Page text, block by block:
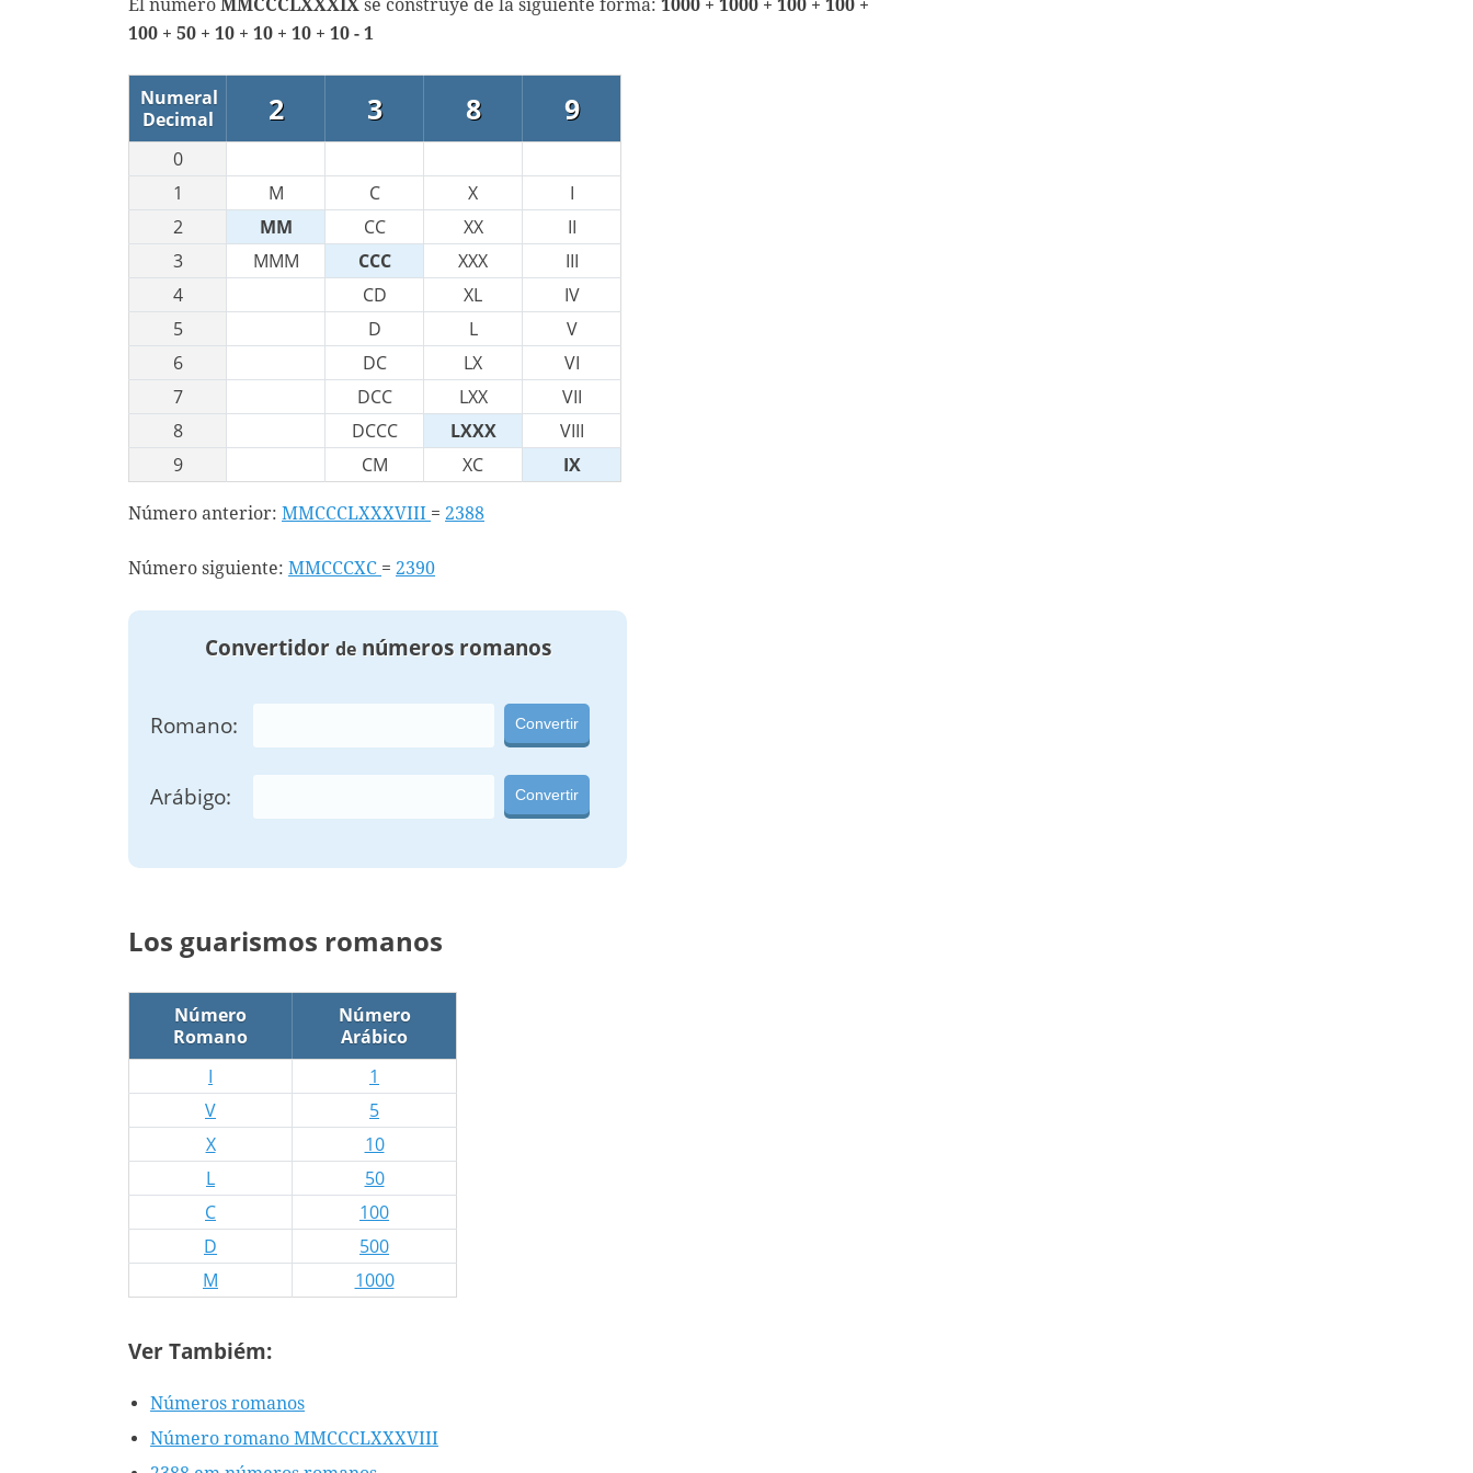
El número MMCCCLXXXIX se construye de la siguiente forma: 1000 + 1000 + 100 + 100 +
100 + 50 + 10 + 10 + 10 + 10 - 1
Numeral
Decimal
2 3 8 9
0
1
M C X
I
2
MM CC XX
II
3
MMM CCC XXX
III
4
CD XL
IV
5
D L
V
6
DC LX
VI
7
DCC LXX
VII
8
DCCC LXXX
VIII
9
CM XC IX
Número anterior: MMCCCLXXXVIII = 2388
Número siguiente: MMCCCXC = 2390
Convertidor denúmeros romanos
Romano: Convertir
Arábigo: Convertir
Los guarismos romanos
Número
Romano
Número
Arábico
I
1
V
5
X
10
L
50
C
100
D
500
M
1000
Ver Tambiém:
Números romanos
Número romano MMCCCLXXXVIII